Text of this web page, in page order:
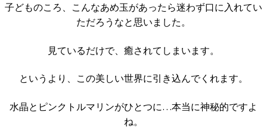
子どものころ、こんなあめ玉があったら迷わず口に入れてい
ただろうなと思いました。
見ているだけで、癒されてしまいます。
というより、この美しい世界に引き込んでくれます。
水晶とピンクトルマリンがひとつに…本当に神秘的ですよ
ね。